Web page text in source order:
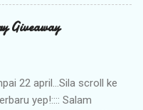
Banyak cerita
ibu dah tak bekerja. Banyak
ok... selamat Hari
yg ke-6. Semoga kakak
Giveaway
22 april...Sila scroll ke
yep!:::: Salam